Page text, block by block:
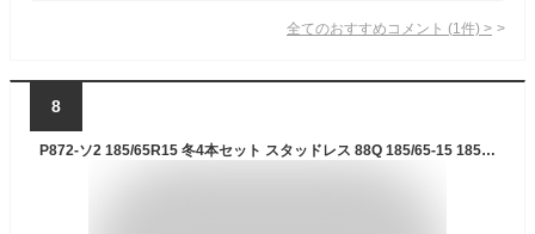
全てのおすすめコメント (1 件) >
8
P872-ソ2 185/65R15 冬4本セット スタッドレス 88Q 185/65-15 185-65-15 ウィンターマックス WM01 15インチ鉄ホイール